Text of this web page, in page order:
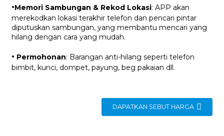
·Memori Sambungan & Rekod Lokasi: APP akan
merekodkan lokasi terakhir telefon dan pencari pintar
diputuskan sambungan, yang membantu mencari yang
hilang dengan cara yang mudah.
· Permohonan: Barangan anti-hilang seperti telefon
bimbit, kunci, dompet, payung, beg pakaian dll.
DAPATKAN SEBUT HARGA